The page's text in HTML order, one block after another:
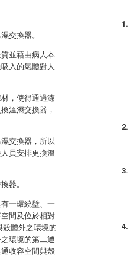
交換器。
並藉由病人本
入的氣體對人
，使得通過濾
溫濕交換器，
交換器，所以
員安排更換溫
器。
一環繞壁、一
間及位於相對
殼體外之環境的
環境的第二通
收容空間與殼